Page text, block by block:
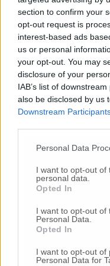
section to confirm your
opt-out request is
interest-based ads
us or personal
your opt-out. You may
disclosure of your
IAB’s list of
also be disclosed by us
Downstream
Personal Data
I want to opt-out of
personal data.
Opted In
I want to opt-out of
Personal Data.
Opted In
I want to opt-out of
Personal Data for
© RIPRODUZIONE
Commenti
Nessun commento
Commenta